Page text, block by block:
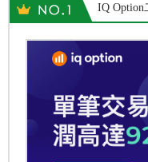
IQ Option